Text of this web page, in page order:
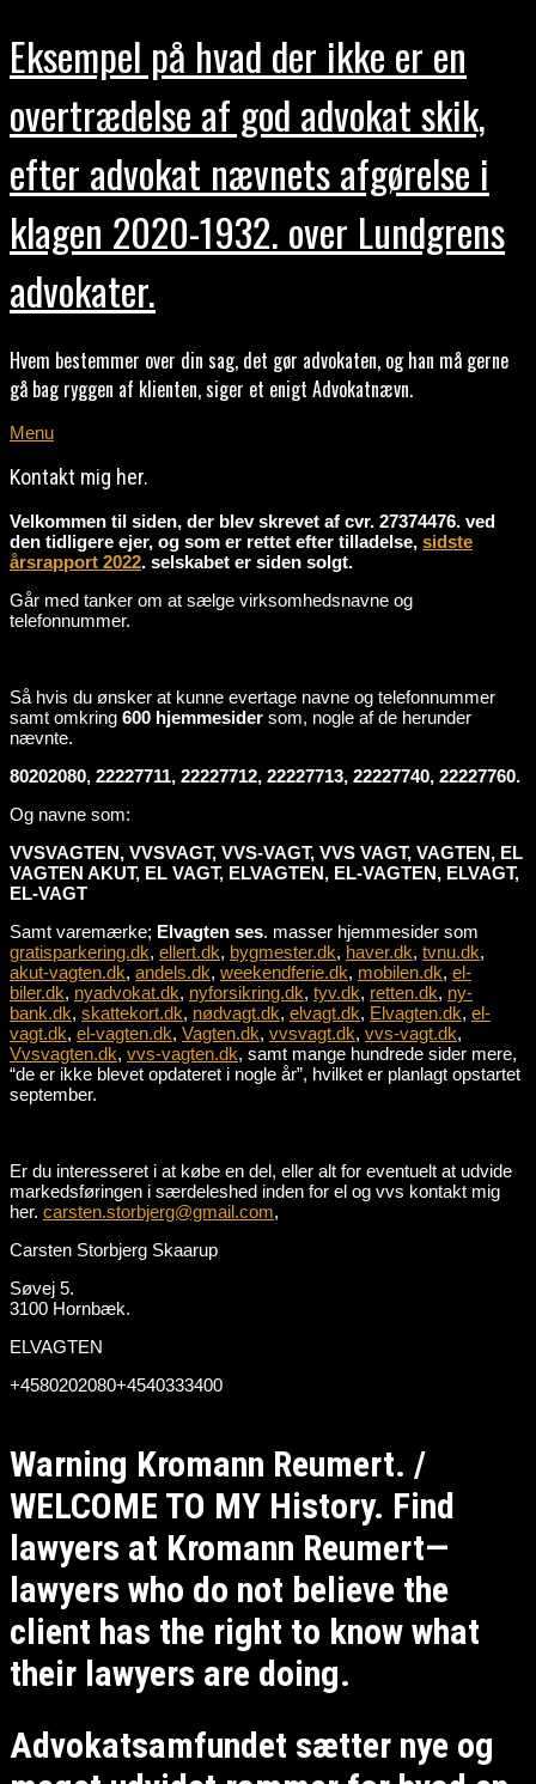
Eksempel på hvad der ikke er en
overtrædelse af god advokat skik,
efter advokat nævnets afgørelse i
klagen 2020-1932. over Lundgrens
advokater.
Hvem bestemmer over din sag, det gør advokaten, og han må gerne
gå bag ryggen af klienten, siger et enigt Advokatnævn.
Menu
Kontakt mig her.
Velkommen til siden, der blev skrevet af cvr. 27374476. ved
den tidligere ejer, og som er rettet efter tilladelse, sidste
årsrapport 2022. selskabet er siden solgt.
Går med tanker om at sælge virksomhedsnavne og
telefonnummer.
Så hvis du ønsker at kunne evertage navne og telefonnummer
samt omkring 600 hjemmesider som, nogle af de herunder
nævnte.
80202080, 22227711, 22227712, 22227713, 22227740, 22227760.
Og navne som:
VVSVAGTEN, VVSVAGT, VVS-VAGT, VVS VAGT, VAGTEN, EL
VAGTEN AKUT, EL VAGT, ELVAGTEN, EL-VAGTEN, ELVAGT,
EL-VAGT
Samt varemærke; Elvagten ses. masser hjemmesider som
gratisparkering.dk, ellert.dk, bygmester.dk, haver.dk, tvnu.dk,
akut-vagten.dk, andels.dk, weekendferie.dk, mobilen.dk, el-
biler.dk, nyadvokat.dk, nyforsikring.dk, tyv.dk, retten.dk, ny-
bank.dk, skattekort.dk, nødvagt.dk, elvagt.dk, Elvagten.dk, el-
vagt.dk, el-vagten.dk, Vagten.dk, vvsvagt.dk, vvs-vagt.dk,
Vvsvagten.dk, vvs-vagten.dk, samt mange hundrede sider mere,
“de er ikke blevet opdateret i nogle år”, hvilket er planlagt opstartet
september.
Er du interesseret i at købe en del, eller alt for eventuelt at udvide
markedsføringen i særdeleshed inden for el og vvs kontakt mig
her. carsten.storbjerg@gmail.com,
Carsten Storbjerg Skaarup
Søvej 5.
3100 Hornbæk.
ELVAGTEN
+4580202080+4540333400
Warning Kromann Reumert. /
WELCOME TO MY History. Find
lawyers at Kromann Reumert—
lawyers who do not believe the
client has the right to know what
their lawyers are doing.
Advokatsamfundet sætter nye og